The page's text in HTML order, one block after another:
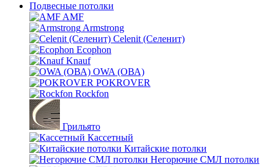
Подвесные потолки
AMF
Armstrong
Celenit (Селенит)
Ecophon
Knauf
OWA (ОВА)
POKROVER
Rockfon
Грильято
Кассетный
Китайские потолки
Негорючие СМЛ потолки